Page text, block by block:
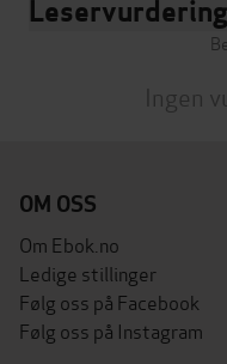
Ingen
OM OSS
Om Ebok.no
Ledige stillinger
Følg oss på Facebook
Følg oss på Instagram